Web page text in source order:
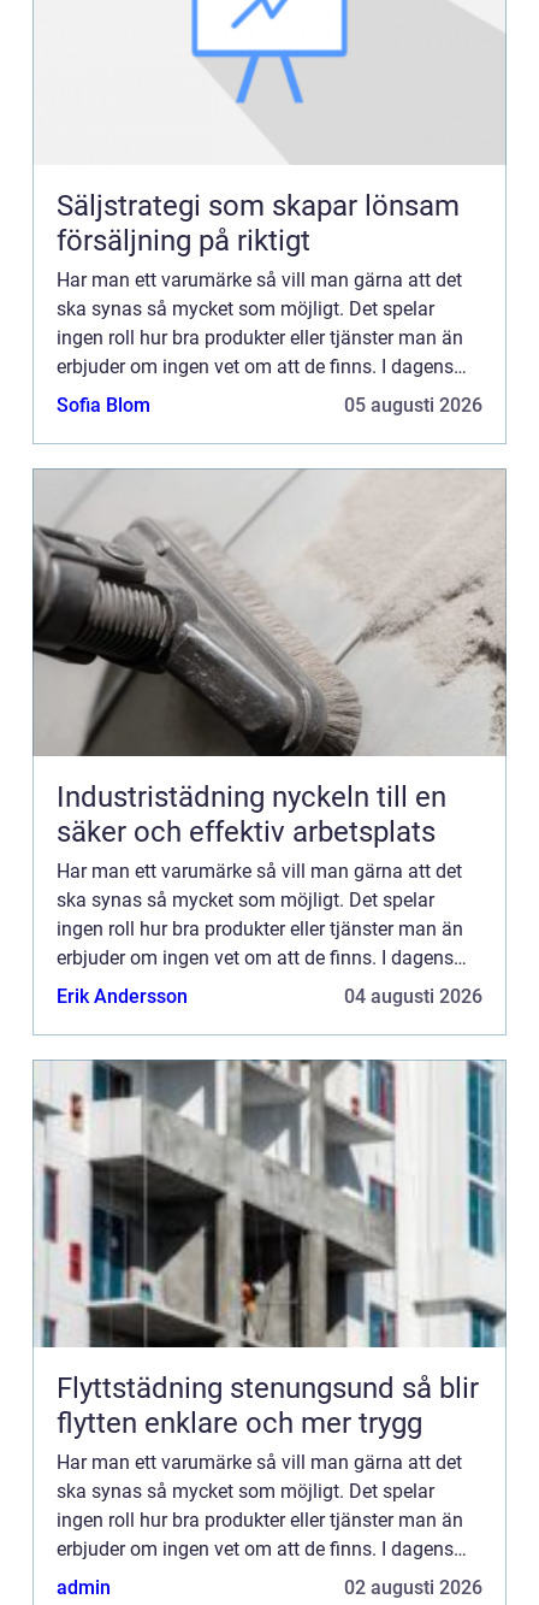
Säljstrategi som skapar lönsam
försäljning på riktigt
Har man ett varumärke så vill man gärna att det
ska synas så mycket som möjligt. Det spelar
ingen roll hur bra produkter eller tjänster man än
erbjuder om ingen vet om att de finns. I dagens
samhälle finns de...
Sofia Blom 05 augusti 2026
Industristädning nyckeln till en
säker och effektiv arbetsplats
Har man ett varumärke så vill man gärna att det
ska synas så mycket som möjligt. Det spelar
ingen roll hur bra produkter eller tjänster man än
erbjuder om ingen vet om att de finns. I dagens
samhälle finns de...
Erik Andersson 04 augusti 2026
Flyttstädning stenungsund så blir
flytten enklare och mer trygg
Har man ett varumärke så vill man gärna att det
ska synas så mycket som möjligt. Det spelar
ingen roll hur bra produkter eller tjänster man än
erbjuder om ingen vet om att de finns. I dagens
samhälle finns de...
admin 02 augusti 2026